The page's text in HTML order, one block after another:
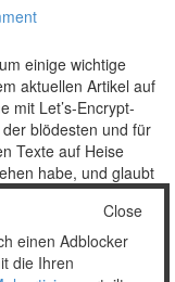
einige wichtige
aktuellen Artikel auf
mit Let’s-Encrypt-
blödesten und für
Texte auf Heise
habe, und glaubt
Bullshit,Heise
Close
einen Adblocker
die Ihren